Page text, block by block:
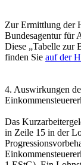
Zur Ermittlung der
Bundesagentur für
Diese „Tabelle zur
finden Sie auf der
4. Auswirkungen
Das
in Zeile 15 in der